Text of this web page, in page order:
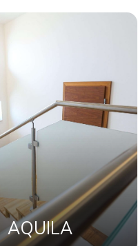
AQUILA